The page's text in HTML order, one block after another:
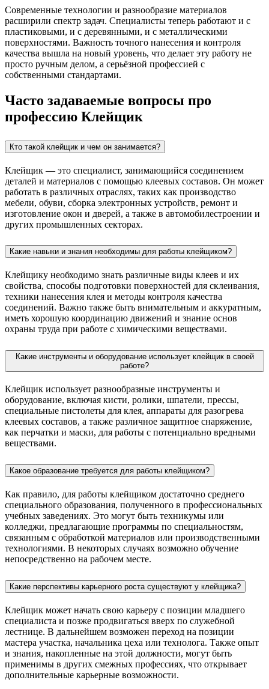
Современные технологии и разнообразие материалов
расширили спектр задач. Специалисты теперь работают и с
пластиковыми, и с деревянными, и с металлическими
поверхностями. Важность точного нанесения и контроля
качества вышла на новый уровень, что делает эту работу не
просто ручным делом, а серьёзной профессией с
собственными стандартами.
Часто задаваемые вопросы про
профессию Клейщик
Кто такой клейщик и чем он занимается?
Клейщик — это специалист, занимающийся соединением
деталей и материалов с помощью клеевых составов. Он может
работать в различных отраслях, таких как производство
мебели, обуви, сборка электронных устройств, ремонт и
изготовление окон и дверей, а также в автомобилестроении и
других промышленных секторах.
Какие навыки и знания необходимы для работы клейщиком?
Клейщику необходимо знать различные виды клеев и их
свойства, способы подготовки поверхностей для склеивания,
техники нанесения клея и методы контроля качества
соединений. Важно также быть внимательным и аккуратным,
иметь хорошую координацию движений и знание основ
охраны труда при работе с химическими веществами.
Какие инструменты и оборудование использует клейщик в своей
работе?
Клейщик использует разнообразные инструменты и
оборудование, включая кисти, ролики, шпатели, прессы,
специальные пистолеты для клея, аппараты для разогрева
клеевых составов, а также различное защитное снаряжение,
как перчатки и маски, для работы с потенциально вредными
веществами.
Какое образование требуется для работы клейщиком?
Как правило, для работы клейщиком достаточно среднего
специального образования, полученного в профессиональных
учебных заведениях. Это могут быть техникумы или
колледжи, предлагающие программы по специальностям,
связанным с обработкой материалов или производственными
технологиями. В некоторых случаях возможно обучение
непосредственно на рабочем месте.
Какие перспективы карьерного роста существуют у клейщика?
Клейщик может начать свою карьеру с позиции младшего
специалиста и позже продвигаться вверх по служебной
лестнице. В дальнейшем возможен переход на позиции
мастера участка, начальника цеха или технолога. Также опыт
и знания, накопленные на этой должности, могут быть
применимы в других смежных профессиях, что открывает
дополнительные карьерные возможности.